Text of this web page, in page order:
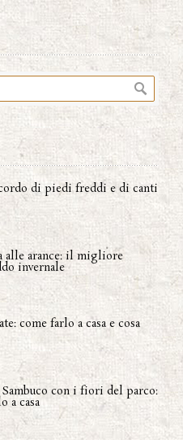
di piedi freddi e di canti
alle arance: il migliore
invernale
come farlo a casa e cosa
con i fiori del parco:
a casa